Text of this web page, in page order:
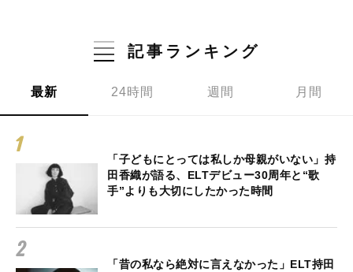
記事ランキング
最新 24時間 週間 月間
「子どもにとっては私しか母親がいない」持
田香織が語る、ELTデビュー30周年と“歌
手”よりも大切にしたかった時間
「昔の私なら絶対に言えなかった」ELT持田